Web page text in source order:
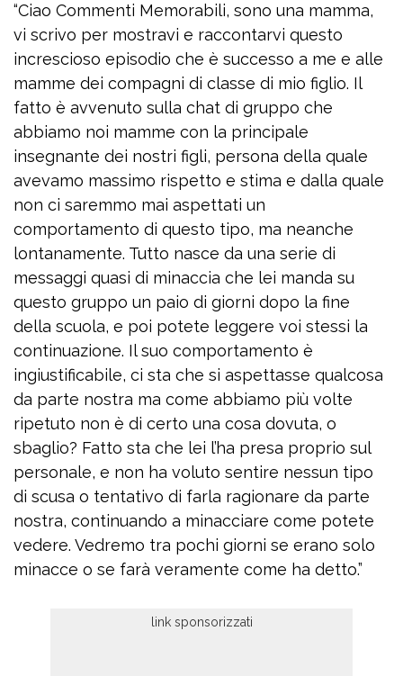
“Ciao Commenti Memorabili, sono una mamma,
vi scrivo per mostravi e raccontarvi questo
increscioso episodio che è successo a me e alle
mamme dei compagni di classe di mio figlio. Il
fatto è avvenuto sulla chat di gruppo che
abbiamo noi mamme con la principale
insegnante dei nostri figli, persona della quale
avevamo massimo rispetto e stima e dalla quale
non ci saremmo mai aspettati un
comportamento di questo tipo, ma neanche
lontanamente. Tutto nasce da una serie di
messaggi quasi di minaccia che lei manda su
questo gruppo un paio di giorni dopo la fine
della scuola, e poi potete leggere voi stessi la
continuazione. Il suo comportamento è
ingiustificabile, ci sta che si aspettasse qualcosa
da parte nostra ma come abbiamo più volte
ripetuto non è di certo una cosa dovuta, o
sbaglio? Fatto sta che lei l’ha presa proprio sul
personale, e non ha voluto sentire nessun tipo
di scusa o tentativo di farla ragionare da parte
nostra, continuando a minacciare come potete
vedere. Vedremo tra pochi giorni se erano solo
minacce o se farà veramente come ha detto.”